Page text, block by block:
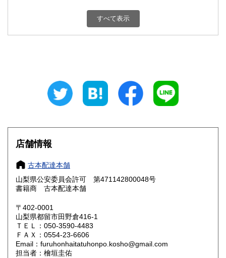
800円 富山県
800円 三重県
大阪府
奈良県
鳥取県 800円 島根県
岡山県
山口県 800円
香川県 800円 愛媛県
すべて表示
店舗情報
古本配達本舗
山梨県公安委員会許可 第471142800048号
書籍商 古本配達本舗
〒402-0001
山梨県都留市田野倉416-1
ＴＥＬ：050-3590-4483
ＦＡＸ：0554-23-6606
Email：furuhonhaitatuhonpo.kosho@gmail.com
担当者：檜垣圭佑